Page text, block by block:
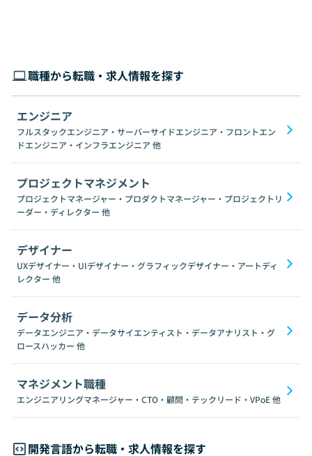
職種から転職・求人情報を探す
エンジニア
フルスタックエンジニア・サーバーサイドエンジニア・フロントエン
ドエンジニア・インフラエンジニア 他
プロジェクトマネジメント
プロジェクトマネージャー・プロダクトマネージャー・プロジェクトリ
ーダー・ディレクター 他
デザイナー
UXデザイナー・UIデザイナー・グラフィックデザイナー・アートディ
レクター 他
データ分析
データエンジニア・データサイエンティスト・データアナリスト・グ
ロースハッカー 他
マネジメント職種
エンジニアリングマネージャー・CTO・顧問・テックリード・VPoE他
開発言語から転職・求人情報を探す